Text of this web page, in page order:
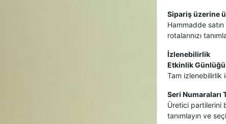
Sipariş üzerine
Hammadde
rotalarınızı
İzlenebilirlik
Etkinlik Günlüğü
Tam izlenebilirlik
Seri Numaraları
Üretici partilerini
tanımlayın ve